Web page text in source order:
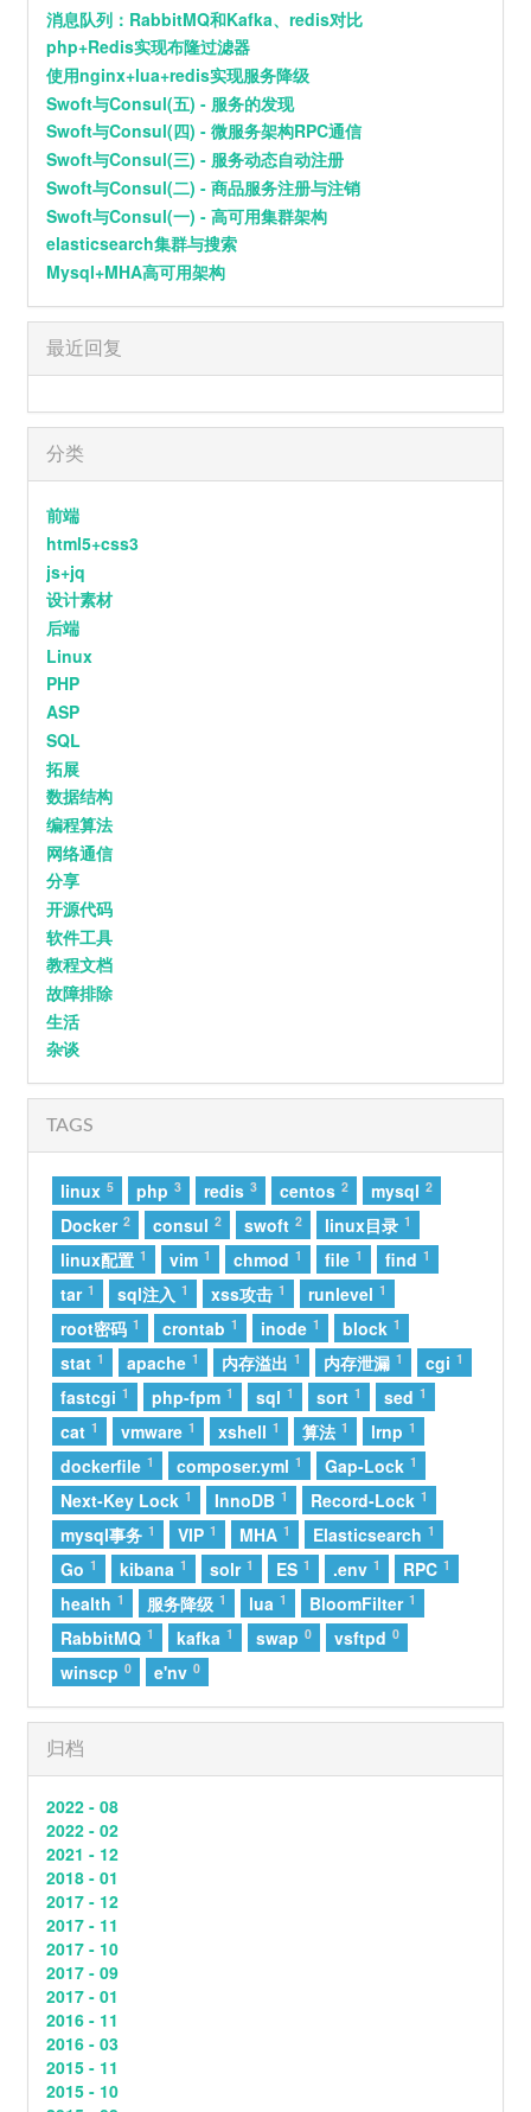
对于你是解脱
而我如此落魄
开败的花
浪也拍打着沙
我却对你情有独钟
我陪你留下
即便是青春的懵懂
但是我们渐行渐远
信任在短短解释后崩塌
我欠你太多
连着我这颗心也死了
对于你是解脱
13 幻痛药 Hurt And Hurt Ft.LSGCsikoriot四口
14 于是
15 隐藏相册 Top Barry / INDEcompany
16 我不难过
17 一半一半 Top Barry / INDEcompany
嗜好
19 周旋
20 还是会想你
21 Баллада Xcho / МОТ
22 我怀念的
25 苦茶子 Starling8 / DRODUMANA / FIVESTAR
26
28 小半
29
30
31
32
33 Star Crossing Night (feat. GALI)
34 晚安
35
36 玻璃
37 雨爱
38 反乌托邦×拼接遗憾×Sinos De Natal
39
43
44 Always Online
45 如果爱忘了 (live) 汪苏泷 / 单依纯
46 盛夏的果实
47 讨厌
48 静音恋人 (两颗缠绕的心) 礼越
49 愿与愁
50 最佳损友
51 离开我的依赖
52 有我呢
53 再等冬天(Memories) h3R3
54 爱情讯息
55 小胡同
59 沦陷
60 到时说爱我
61 浆果
62 其实
63 你
64 出现又离开 (Live)
65 如果可以
66 富士山下
消息队列：RabbitMQ和Kafka、redis对比
php+Redis实现布隆过滤器
使用nginx+lua+redis实现服务降级
Swoft与Consul(五) - 服务的发现
Swoft与Consul(四) - 微服务架构RPC通信
Swoft与Consul(三) - 服务动态自动注册
Swoft与Consul(二) - 商品服务注册与注销
Swoft与Consul(一) - 高可用集群架构
elasticsearch集群与搜索
Mysql+MHA高可用架构
最近回复
分类
前端
html5+css3
js+jq
设计素材
后端
Linux
PHP
ASP
SQL
拓展
数据结构
编程算法
网络通信
分享
开源代码
软件工具
教程文档
故障排除
生活
杂谈
TAGS
linux 5 php 3 redis 3 centos 2 mysql 2
Docker 2 consul 2 swoft 2 linux目录 1
linux配置 1 vim 1 chmod 1 file 1 find 1
tar 1 sql注入 1 xss攻击 1 runlevel 1
root密码 1 crontab 1 inode 1 block 1
stat 1 apache 1 内存溢出 1 内存泄漏 1 cgi 1
fastcgi 1 php-fpm 1 sql 1 sort 1 sed 1
cat 1 vmware 1 xshell 1 算法 1 lrnp 1
dockerfile 1 composer.yml 1 Gap-Lock 1
Next-Key Lock 1 InnoDB 1 Record-Lock 1
mysql事务 1 VIP 1 MHA 1 Elasticsearch 1
Go 1 kibana 1 solr 1 ES 1 .env 1 RPC 1
health 1 服务降级 1 lua 1 BloomFilter 1
RabbitMQ 1 kafka 1 swap 0 vsftpd 0
winscp 0 e'nv 0
归档
2022 - 08
2022 - 02
2021 - 12
2018 - 01
2017 - 12
2017 - 11
2017 - 10
2017 - 09
2017 - 01
2016 - 11
2016 - 03
2015 - 11
2015 - 10